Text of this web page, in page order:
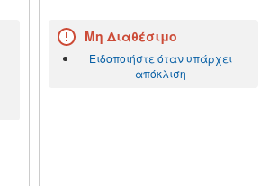
Μη Διαθέσιμο
Ειδοποιήστε όταν υπάρχει
απόκλιση